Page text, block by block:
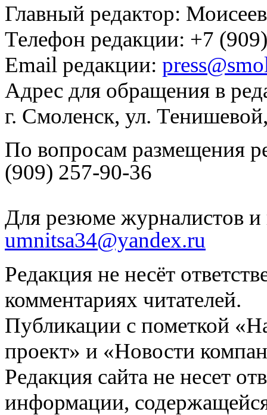
Главный редактор:
Телефон редакции: +7
Email редакции:
Адрес для обращения в
г. Смоленск, ул.
По вопросам размещения
(909) 257-90-36
Для резюме журналистов и
umnitsa34@yandex.ru
Редакция не несёт
комментариях читателей.
Публикации с пометкой
проект» и «Новости
Редакция сайта не несет
информации,